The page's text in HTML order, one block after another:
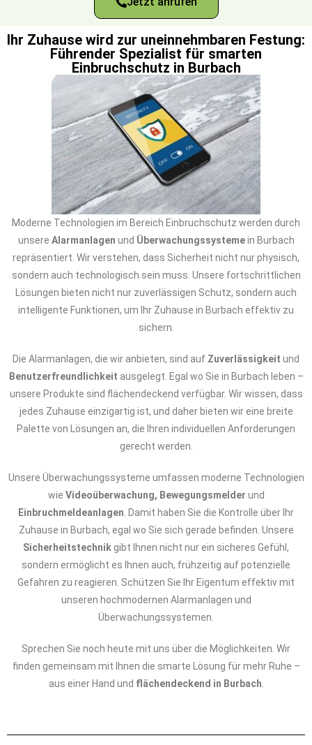
Ihr Zuhause wird zur uneinnehmbaren Festung:
Führender Spezialist für smarten
Einbruchschutz in Burbach
Moderne Technologien im Bereich Einbruchschutz werden durch
unsere Alarmanlagen und Überwachungssystemein Burbach
repräsentiert. Wir verstehen, dass Sicherheit nicht nur physisch,
sondern auch technologisch sein muss. Unsere fortschrittlichen
Lösungen bieten nicht nur zuverlässigen Schutz, sondern auch
intelligente Funktionen, um Ihr Zuhause in Burbach effektiv zu
sichern.
Die Alarmanlagen, die wir anbieten, sind auf Zuverlässigkeit und
Benutzerfreundlichkeit ausgelegt. Egal wo Sie in Burbach leben –
unsere Produkte sind flächendeckend verfügbar. Wir wissen, dass
jedes Zuhause einzigartig ist, und daher bieten wir eine breite
Palette von Lösungen an, die Ihren individuellen Anforderungen
gerecht werden.
Unsere Überwachungssysteme umfassen moderne Technologien
wie Videoüberwachung, Bewegungsmelder und
Einbruchmeldeanlagen . Damit haben Sie die Kontrolle über Ihr
Zuhause in Burbach, egal wo Sie sich gerade befinden. Unsere
Sicherheitstechnik gibt Ihnen nicht nur ein sicheres Gefühl,
sondern ermöglicht es Ihnen auch, frühzeitig auf potenzielle
Gefahren zu reagieren. Schützen Sie Ihr Eigentum effektiv mit
unseren hochmodernen Alarmanlagen und
Überwachungssystemen.
Sprechen Sie noch heute mit uns über die Möglichkeiten. Wir
finden gemeinsam mit Ihnen die smarte Lösung für mehr Ruhe –
aus einer Hand und flächendeckend in Burbach